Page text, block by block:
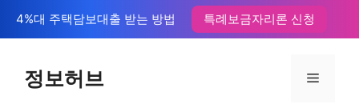
텐
4%대 주택담보대출 받는 방법 특례보금자리론 신청
정보허브 메